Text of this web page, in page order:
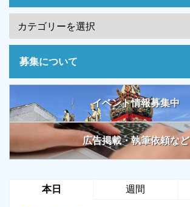
募集について
イベント情報募集中
広告掲載・執筆依頼など
本日 週間